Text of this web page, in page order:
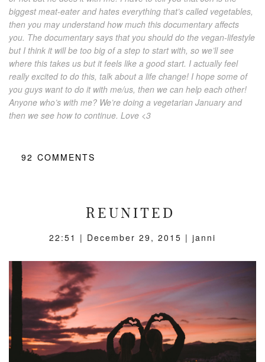
biggest meat-eater and hates everything that’s called vegetables,
then you may understand how much this documentary affects
you. The documentary says that you should do the vegan-lifestyle
but I think it will be too big of a step to start with, so we’ll see
where this takes us but it feels like a good start. I actually feel
really excited to do this, talk about a life change! I hope some of
you guys want to do it with me/us, then we can help each other!
Anyone who’s with me? We’re doing a vegetarian January and
then we see how to continue. Love <3
92 COMMENTS
REUNITED
22:51 | December 29, 2015 | janni